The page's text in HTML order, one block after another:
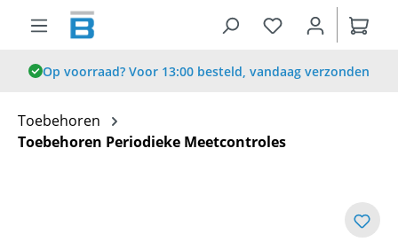
Op voorraad? Voor 13:00 besteld, vandaag verzonden
Toebehoren
Toebehoren Periodieke Meetcontroles